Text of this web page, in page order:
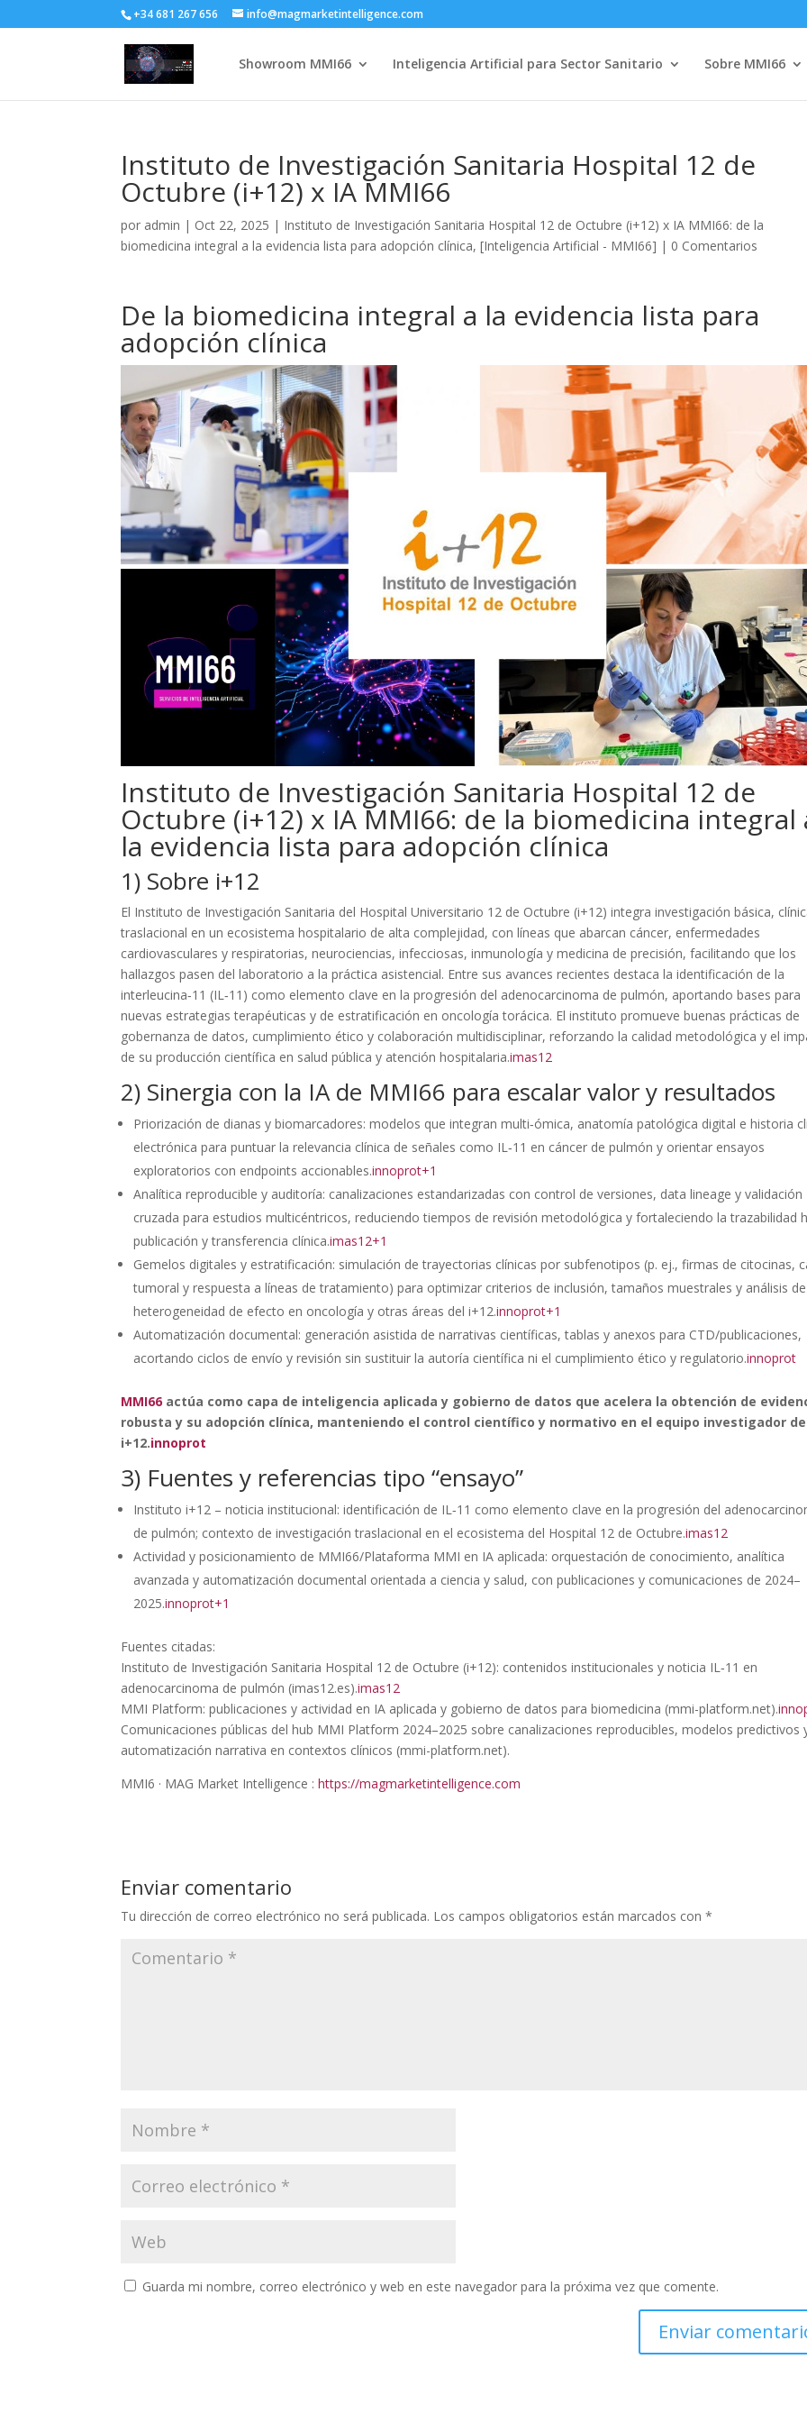
+34 681 267 656 info@magmarketintelligence.com
Showroom MMI66 Inteligencia Artificial para Sector Sanitario Sobre MMI66
Instituto de Investigación Sanitaria Hospital 12 de
Octubre (i+12) x IA MMI66
por admin | Oct 22, 2025 | Instituto de Investigación Sanitaria Hospital 12 de Octubre (i+12) x IA MMI66: de la
biomedicina integral a la evidencia lista para adopción clínica,[Inteligencia Artificial - MMI66] | 0 Comentarios
De la biomedicina integral a la evidencia lista para
adopción clínica
Instituto de Investigación Sanitaria Hospital 12 de
Octubre (i+12) x IA MMI66: de la biomedicina integral
la evidencia lista para adopción clínica
1) Sobre i+12
El Instituto de Investigación Sanitaria del Hospital Universitario 12 de Octubre (i+12) integra investigación básica,
traslacional en un ecosistema hospitalario de alta complejidad, con líneas que abarcan cáncer, enfermedades
cardiovasculares y respiratorias, neurociencias, infecciosas, inmunología y medicina de precisión, facilitando que los
hallazgos pasen del laboratorio a la práctica asistencial. Entre sus avances recientes destaca la identificación de la
interleucina‑11 (IL‑11) como elemento clave en la progresión del adenocarcinoma de pulmón, aportando bases para
nuevas estrategias terapéuticas y de estratificación en oncología torácica. El instituto promueve buenas prácticas de
gobernanza de datos, cumplimiento ético y colaboración multidisciplinar, reforzando la calidad metodológica y el
de su producción científica en salud pública y atención hospitalaria.imas12
2) Sinergia con la IA de MMI66 para escalar valor y resultados
Priorización de dianas y biomarcadores: modelos que integran multi‑ómica, anatomía patológica digital e historia
electrónica para puntuar la relevancia clínica de señales como IL‑11 en cáncer de pulmón y orientar ensayos
exploratorios con endpoints accionables.innoprot+1
Analítica reproducible y auditoría: canalizaciones estandarizadas con control de versiones, data lineage y validación
cruzada para estudios multicéntricos, reduciendo tiempos de revisión metodológica y fortaleciendo la trazabilidad
publicación y transferencia clínica.imas12+1
Gemelos digitales y estratificación: simulación de trayectorias clínicas por subfenotipos (p. ej., firmas de citocinas,
tumoral y respuesta a líneas de tratamiento) para optimizar criterios de inclusión, tamaños muestrales y análisis de
heterogeneidad de efecto en oncología y otras áreas del i+12.innoprot+1
Automatización documental: generación asistida de narrativas científicas, tablas y anexos para CTD/publicaciones,
acortando ciclos de envío y revisión sin sustituir la autoría científica ni el cumplimiento ético y regulatorio.innoprot
MMI66 actúa como capa de inteligencia aplicada y gobierno de datos que acelera la obtención de
robusta y su adopción clínica, manteniendo el control científico y normativo en el equipo investigador
i+12.innoprot
3) Fuentes y referencias tipo “ensayo”
Instituto i+12 – noticia institucional: identificación de IL‑11 como elemento clave en la progresión del
de pulmón; contexto de investigación traslacional en el ecosistema del Hospital 12 de Octubre.imas12
Actividad y posicionamiento de MMI66/Plataforma MMI en IA aplicada: orquestación de conocimiento, analítica
avanzada y automatización documental orientada a ciencia y salud, con publicaciones y comunicaciones de 2024–
2025.innoprot+1
Fuentes citadas:
Instituto de Investigación Sanitaria Hospital 12 de Octubre (i+12): contenidos institucionales y noticia IL‑11 en
adenocarcinoma de pulmón (imas12.es).imas12
MMI Platform: publicaciones y actividad en IA aplicada y gobierno de datos para biomedicina (mmi-platform.net).
Comunicaciones públicas del hub MMI Platform 2024–2025 sobre canalizaciones reproducibles, modelos predictivos
automatización narrativa en contextos clínicos (mmi-platform.net).
MMI6 · MAG Market Intelligence :https://magmarketintelligence.com
Enviar comentario
Tu dirección de correo electrónico no será publicada. Los campos obligatorios están marcados con*
Guarda mi nombre, correo electrónico y web en este navegador para la próxima vez que comente.